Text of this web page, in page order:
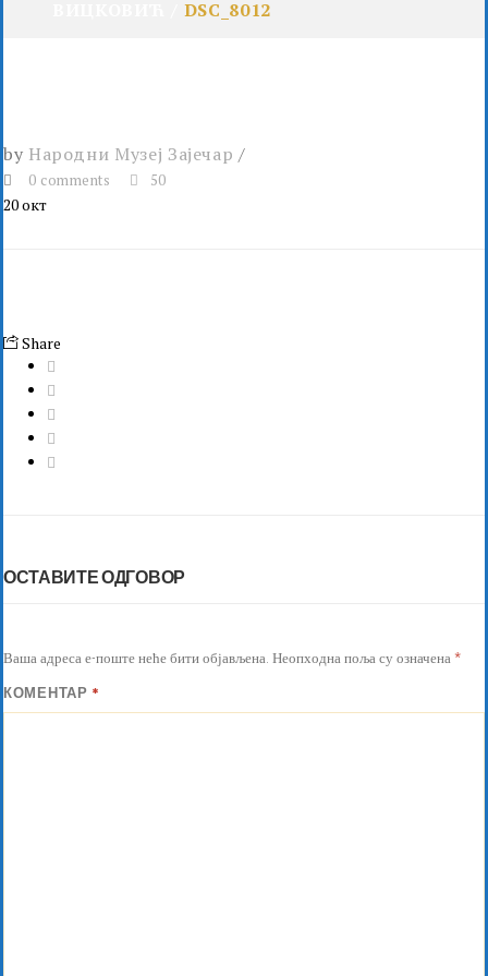
DSC_8012
by Народни Музеј Зајечар
0 comments 50
20окт
Share
ОСТАВИТЕ ОДГОВОР
Ваша адреса е-поште неће бити објављена. Неопходна поља су означена *
КОМЕНТАР *